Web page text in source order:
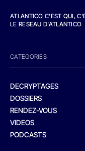
ATLANTICO C'EST QUI,
LE RESEAU D'ATLANTICO
CATEGORIES
DECRYPTAGES
DOSSIERS
RENDEZ-VOUS
VIDEOS
PODCASTS